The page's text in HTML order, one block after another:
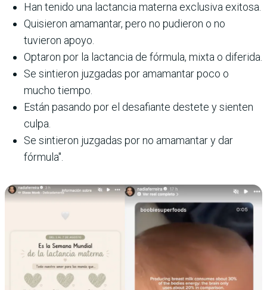
Han tenido una lactancia materna exclusiva exitosa.
Quisieron amamantar, pero no pudieron o no
tuvieron apoyo.
Optaron por la lactancia de fórmula, mixta o diferida.
Se sintieron juzgadas por amamantar poco o
mucho tiempo.
Están pasando por el desafiante destete y sienten
culpa.
Se sintieron juzgadas por no amamantar y dar
fórmula".